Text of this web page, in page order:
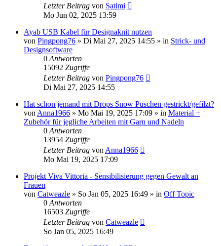
Letzter Beitrag von Satimi
Mo Jun 02, 2025 13:59
Ayab USB Kabel für Designaknit nutzen
von Pingpong76 » Di Mai 27, 2025 14:55 » in Strick- und
Designsoftware
0 Antworten
15092 Zugriffe
Letzter Beitrag von Pingpong76
Di Mai 27, 2025 14:55
Hat schon jemand mit Drops Snow Puschen gestrickt/gefilzt?
von Anna1966 » Mo Mai 19, 2025 17:09 » in Material +
Zubehör für jegliche Arbeiten mit Garn und Nadeln
0 Antworten
13954 Zugriffe
Letzter Beitrag von Anna1966
Mo Mai 19, 2025 17:09
Projekt Viva Vittoria - Sensibilisierung gegen Gewalt an
Frauen
von Catweazle » So Jan 05, 2025 16:49 » in Off Topic
0 Antworten
16503 Zugriffe
Letzter Beitrag von Catweazle
So Jan 05, 2025 16:49